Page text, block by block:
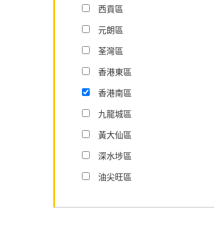
西貢區
元朗區
荃灣區
香港東區
香港南區
九龍城區
黃大仙區
深水埗區
油尖旺區